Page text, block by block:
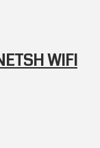
WIFI